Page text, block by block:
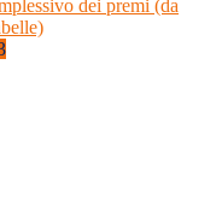
dei premi (da